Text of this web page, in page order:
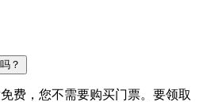
？
费，您不需要购买门票。要领取